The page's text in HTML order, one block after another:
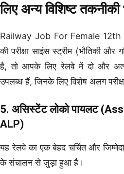
लिए अन्य विशिष्ट तकनीकी
Railway Job For Female 12th
की परीक्षा साइंस स्ट्रीम (भौतिकी और
है, तो आपके लिए रेलवे में दो और
उपलब्ध हैं, जिनके लिए विशेष अलग
5. असिस्टेंट लोको पायलट
ALP)
यह रेलवे का एक बेहद चर्चित और
के संचालन से जुड़ा हुआ है।